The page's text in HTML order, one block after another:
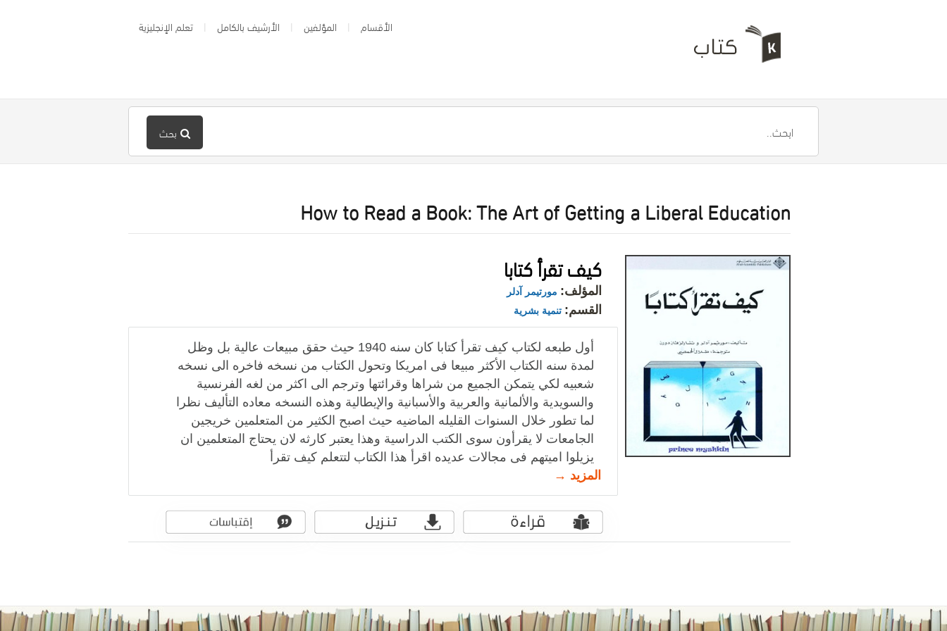
الأقسام المؤلفين الأرشيف بالكامل تعلم الإنجليزية
بحث
How to Read a Book: The Art of Getting a Liberal Education
كيف تقرأ كتابا
المؤلف: مورتيمر آدلر
القسم: تنمية بشرية
أول طبعه لكتاب كيف تقرأ كتابا كان سنه 1940 حيث حقق مبيعات عالية بل وظل
لمدة سنه الكتاب الأكثر مبيعا فى امريكا وتحول الكتاب من نسخه فاخره الى نسخه
شعبيه لكي يتمكن الجميع من شراها وقرائتها وترجم الى اكثر من لغه الفرنسية
والسويدية والألمانية والعربية والأسبانية والإيطالية وهذه النسخه معاده التأليف نظرا
لما تطور خلال السنوات القليله الماضيه حيث اصبح الكثير من المتعلمين خريجين
الجامعات لا يقرأون سوى الكتب الدراسية وهذا يعتبر كارثه لان يحتاج المتعلمين ان
يزيلوا اميتهم فى مجالات عديده اقرأ هذا الكتاب لتتعلم كيف تقرأ
المزيد →